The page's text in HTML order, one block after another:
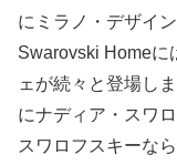
にミラノ・デザイ
Swarovski Homeに
ェが続々と登場し
にナディア・スワ
スワロフスキーな